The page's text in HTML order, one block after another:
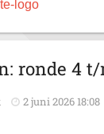
ronde 4
2 juni 2026 18:08